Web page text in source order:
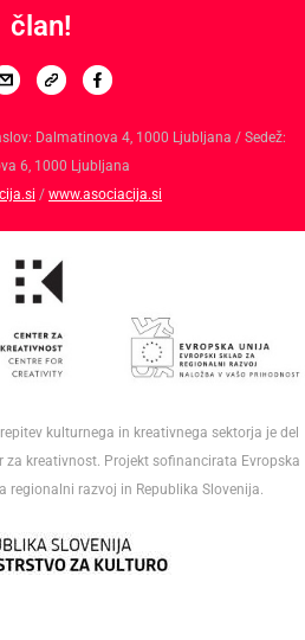
član!
Dalmatinova 4, 1000 Ljubljana / Sedež:
6, 1000 Ljubljana
/ www.asociacija.si
kulturnega in kreativnega sektorja je del
za kreativnost. Projekt sofinancirata Evropska
regionalni razvoj in Republika Slovenija.